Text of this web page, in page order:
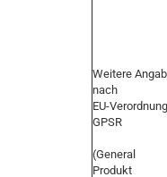
Weitere
nach
EU-Verordnung
GPSR
(General
Produkt